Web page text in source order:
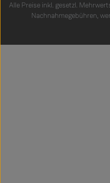
Alle Preise inkl. gesetzl.
Nachnahmegebühren,